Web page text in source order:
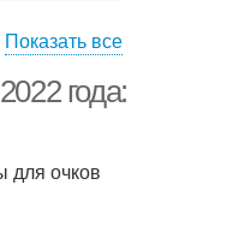
Показать все
года:
для очков